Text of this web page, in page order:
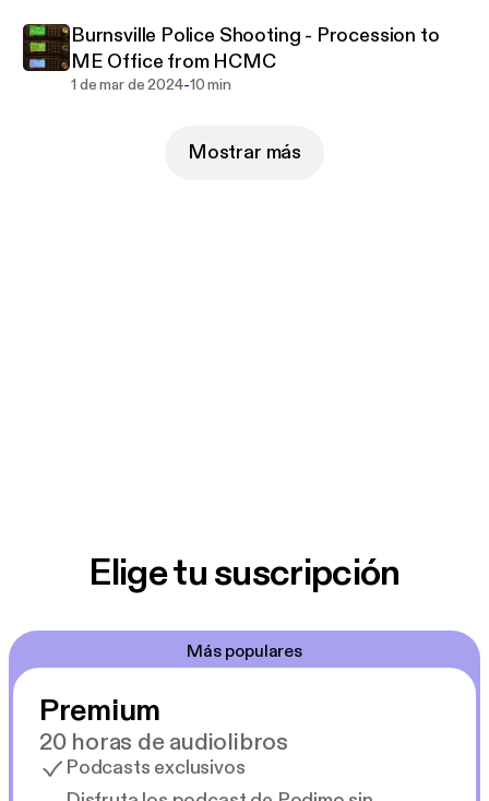
Burnsville Police Shooting - Procession to
ME Office from HCMC
1 de mar de 2024-10 min
Mostrar más
Elige tu suscripción
Más populares
Premium
20 horas de audiolibros
Podcasts exclusivos